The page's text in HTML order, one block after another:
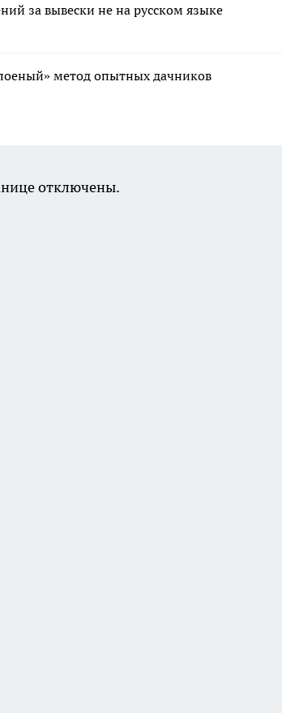
за вывески не на русском языке
метод опытных дачников
отключены.